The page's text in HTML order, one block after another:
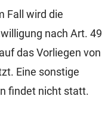
Fall wird die
nach Art. 49
das Vorliegen von
Eine sonstige
findet nicht statt.